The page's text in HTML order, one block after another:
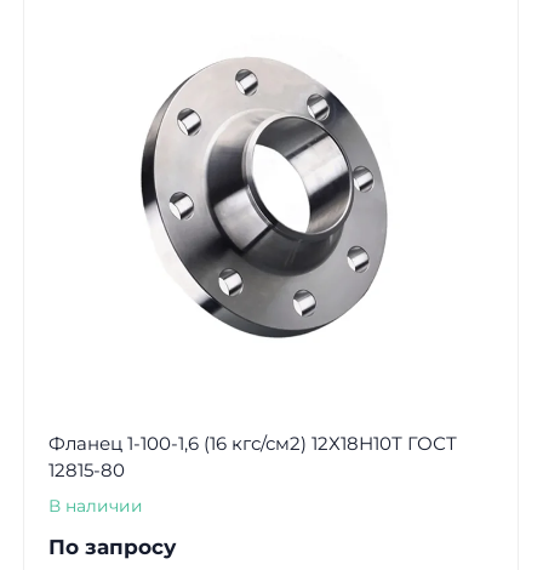
Фланец 1-100-1,6 (16 кгс/см2) 12Х18Н10Т ГОСТ
12815-80
В наличии
По запросу